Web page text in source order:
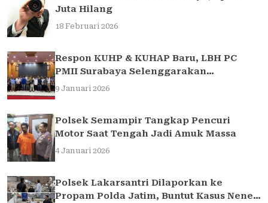
Juta Hilang
18 Februari 2026
Respon KUHP & KUHAP Baru, LBH PC
PMII Surabaya Selenggarakan
Sarasehan Hukum
9 Januari 2026
Polsek Semampir Tangkap Pencuri
Motor Saat Tengah Jadi Amuk Massa
4 Januari 2026
Polsek Lakarsantri Dilaporkan ke
Propam Polda Jatim, Buntut Kasus Nenek